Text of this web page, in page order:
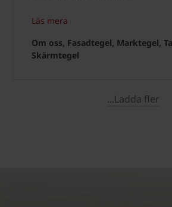
Läs mera
Om oss, Fasadtegel, Marktegel,
Skärmtegel
...Ladda fler